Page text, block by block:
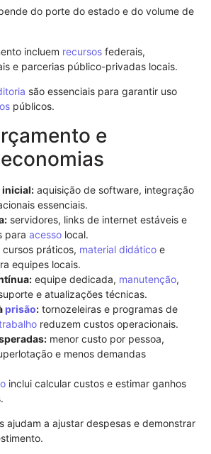
do porte do estado e do volume de
incluem recursos federais,
e parcerias público-privadas locais.
são essenciais para garantir uso
públicos.
e
inicial: aquisição de software, integração
essenciais.
servidores, links de internet estáveis e
para acesso local.
cursos práticos, material didático e
equipes locais.
equipe dedicada, manutenção,
e atualizações técnicas.
prisão: tornozeleiras e programas de
reduzem custos operacionais.
menor custo por pessoa,
e menos demandas
inclui calcular custos e estimar ganhos
ajudam a ajustar despesas e demonstrar